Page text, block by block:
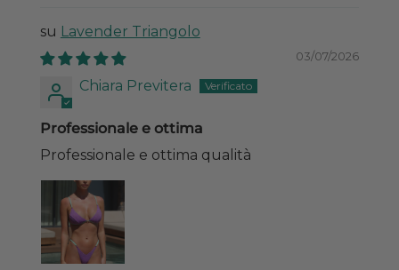
Lavender Triangolo
03/07/2026
Chiara Previtera
Professionale e ottima
Professionale e ottima qualità